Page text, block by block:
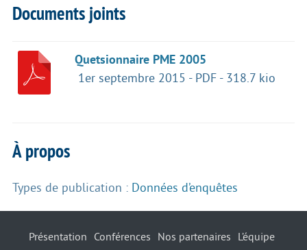
Documents joints
Quetsionnaire PME 2005
1er septembre 2015 - PDF - 318.7 kio
À propos
Types de publication : Données d’enquêtes
Présentation Conférences Nos partenaires
L’équipe